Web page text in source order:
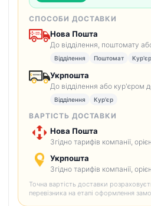
СПОСОБИ ДОСТАВКИ
Нова Пошта
До відділення, поштомату
Відділення Поштомат Кур'єр
Укрпошта
До відділення або кур'єром
Відділення Кур'єр
ВАРТІСТЬ ДОСТАВКИ
Нова Пошта
Згідно тарифів компанії,
Укрпошта
Згідно тарифів компанії,
Точна вартість доставки
перевізника на етапі оформлення